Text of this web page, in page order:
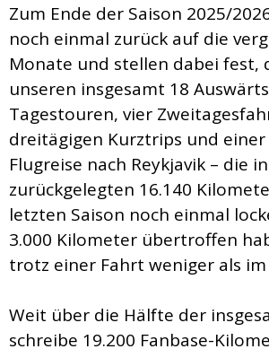
Zum Ende der Saison 2025/
noch einmal zurück auf die
Monate und stellen dabei fest,
unseren insgesamt 18
Tagestouren, vier
dreitägigen Kurztrips und
Flugreise nach Reykjavik – die
zurückgelegten 16.140
letzten Saison noch einmal
3.000 Kilometer übertroffen
trotz einer Fahrt weniger als
Weit über die Hälfte der
schreibe 19.200 Fanbase-